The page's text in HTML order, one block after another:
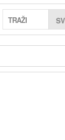
TRAŽI